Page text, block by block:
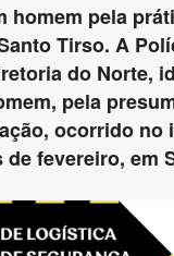
homem pela
Tirso. A
do Norte,
pela
ocorrido no
de fevereiro, em